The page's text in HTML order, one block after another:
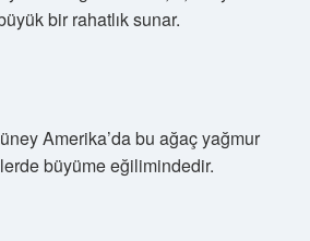
bir rahatlık sunar.
Amerika’da bu ağaç yağmur
büyüme eğilimindedir.